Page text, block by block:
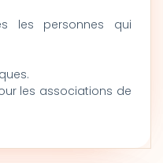
les personnes qui
les associations de